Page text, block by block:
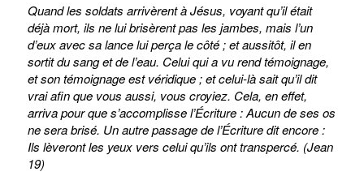
Quand les soldats arrivèrent à Jésus, voyant qu’il était
déjà mort, ils ne lui brisèrent pas les jambes, mais l’un
d’eux avec sa lance lui perça le côté ; et aussitôt, il en
sortit du sang et de l’eau. Celui qui a vu rend témoignage,
et son témoignage est véridique ; et celui-là sait qu’il dit
vrai afin que vous aussi, vous croyiez. Cela, en effet,
arriva pour que s’accomplisse l’Écriture : Aucun de ses os
ne sera brisé. Un autre passage de l’Écriture dit encore :
Ils lèveront les yeux vers celui qu’ils ont transpercé. (Jean
19)